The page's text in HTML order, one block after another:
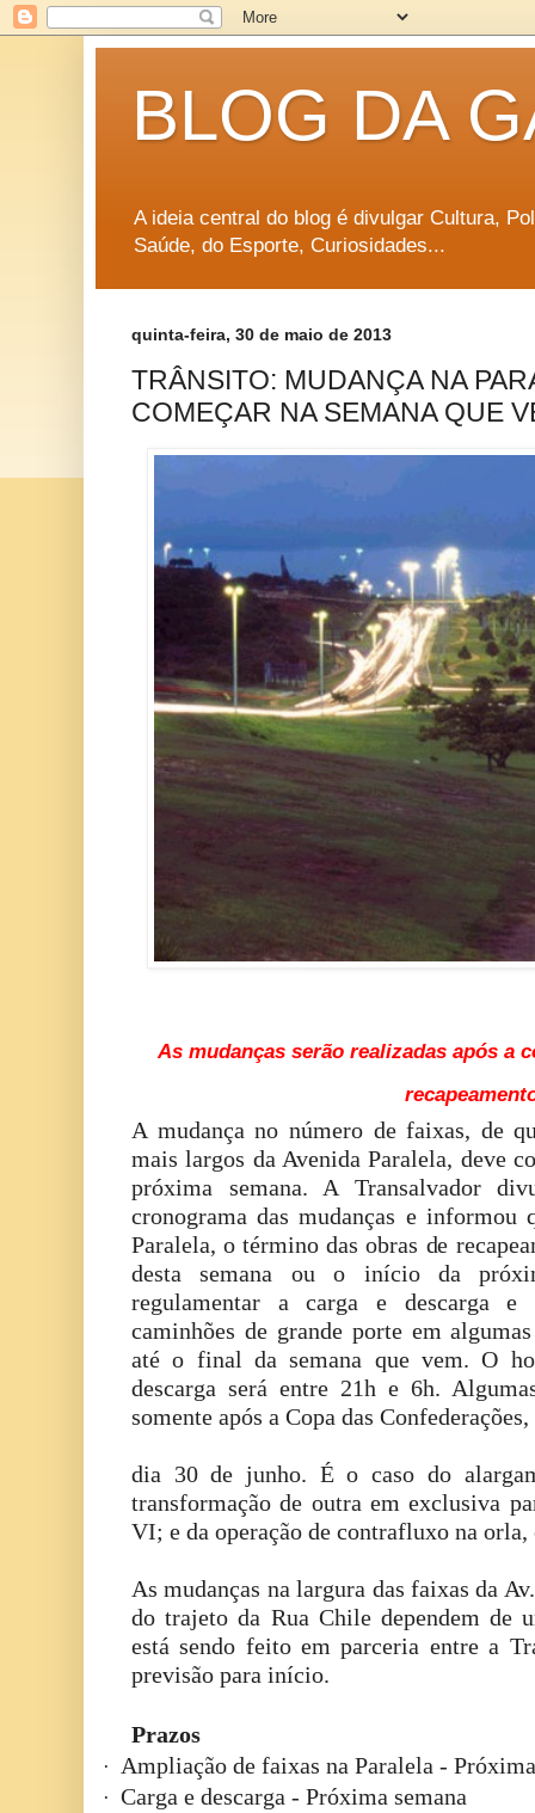
BLOG DA
A ideia central do blog é divulgar Cultura,
Saúde, do Esporte, Curiosidades...
quinta-feira, 30 de maio de 2013
TRÂNSITO: MUDANÇA NA
COMEÇAR NA SEMANA QUE
As mudanças serão realizadas após a
A mudança no número de faixas, de
mais largos da Avenida Paralela, deve
próxima semana. A Transalvador
cronograma das mudanças e informou
Paralela, o término das obras de
desta semana ou o início da
regulamentar a carga e descarga
caminhões de grande porte em
até o final da semana que vem. O
descarga será entre 21h e 6h.
somente após a Copa das
dia 30 de junho. É o caso do
transformação de outra em exclusiva
VI; e da operação de contrafluxo na
As mudanças na largura das faixas da
do trajeto da Rua Chile dependem de
está sendo feito em parceria entre a
previsão para início.
Prazos
· Ampliação de faixas na Paralela -
· Carga e descarga - Próxima semana